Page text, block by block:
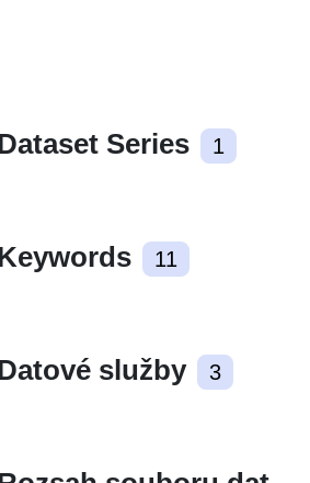
Series 1
11
služby 3